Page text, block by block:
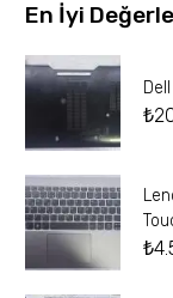
En İyi
₺
₺